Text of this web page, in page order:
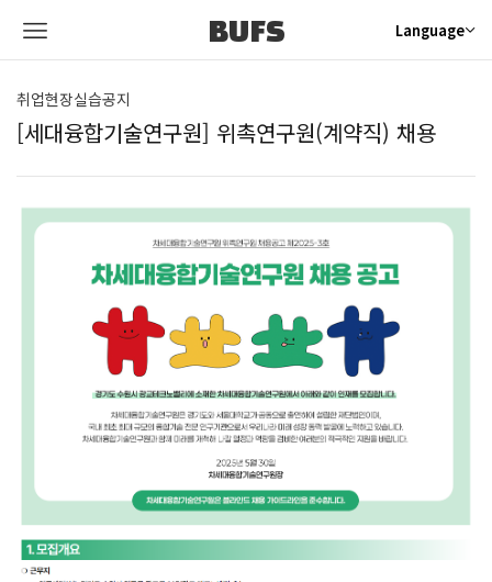
BUFS Language
취업현장실습공지
[세대융합기술연구원] 위촉연구원(계약직) 채용